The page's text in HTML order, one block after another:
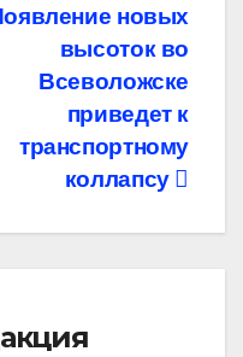
новых
высоток во
Всеволожске
приведет к
транспортному
коллапсу